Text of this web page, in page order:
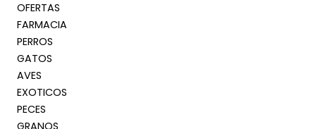
OFERTAS
FARMACIA
PERROS
GATOS
AVES
EXOTICOS
PECES